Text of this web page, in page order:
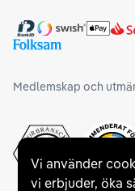
Vi använder
vi erbjuder, öka
Medlemskap och